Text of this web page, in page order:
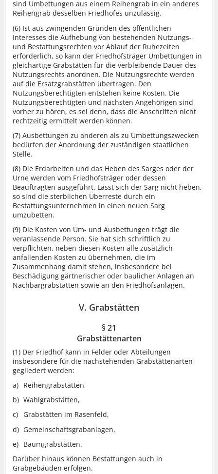
sind Umbettungen aus einem Reihengrab in ein anderes
Reihengrab desselben Friedhofes unzulässig.
(6) Ist aus zwingenden Gründen des öffentlichen
Interesses die Aufhebung von bestehenden Nutzungs-
und Bestattungsrechten vor Ablauf der Ruhezeiten
erforderlich, so kann der Friedhofsträger Umbettungen in
gleichartige Grabstätten für die verbleibende Dauer des
Nutzungsrechts anordnen. Die Nutzungsrechte werden
auf die Ersatzgrabstätten übertragen. Den
Nutzungsberechtigten entstehen keine Kosten. Die
Nutzungsberechtigten und nächsten Angehörigen sind
vorher zu hören, es sei denn, dass die Anschriften nicht
rechtzeitig ermittelt werden können.
(7) Ausbettungen zu anderen als zu Umbettungszwecken
bedürfen der Anordnung der zuständigen staatlichen
Stelle.
(8) Die Erdarbeiten und das Heben des Sarges oder der
Urne werden vom Friedhofsträger oder dessen
Beauftragten ausgeführt. Lässt sich der Sarg nicht heben,
so sind die sterblichen Überreste durch ein
Bestattungsunternehmen in einen neuen Sarg
umzubetten.
(9) Die Kosten von Um- und Ausbettungen trägt die
veranlassende Person. Sie hat sich schriftlich zu
verpflichten, neben diesen Kosten alle zusätzlich
anfallenden Kosten zu übernehmen, die im
Zusammenhang damit stehen, insbesondere bei
Beschädigung gärtnerischer oder baulicher Anlagen an
Nachbargrabstätten sowie an den Friedhofsanlagen.
V. Grabstätten
§ 21
Grabstättenarten
(1) Der Friedhof kann in Felder oder Abteilungen
insbesondere für die nachstehenden Grabstättenarten
gegliedert werden:
Reihengrabstätten,
Wahlgrabstätten,
Grabstätten im Rasenfeld,
Gemeinschaftsgrabanlagen,
Baumgrabstätten.
Darüber hinaus können Bestattungen auch in
Grabgebäuden erfolgen.